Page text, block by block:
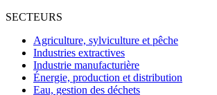
SECTEURS
Agriculture, sylviculture et pêche
Industries extractives
Industrie manufacturière
Énergie, production et distribution
Eau, gestion des déchets